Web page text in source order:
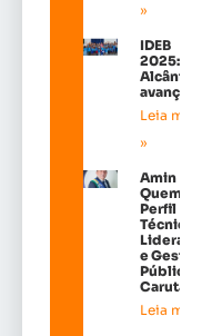
»
IDEB
2025:
Alcântara
avançou!
Leia mais
»
Amin
Quemel:
Perfil
Técnico de
Liderança
e Gestão
Pública em
Carutapera
Leia mais »